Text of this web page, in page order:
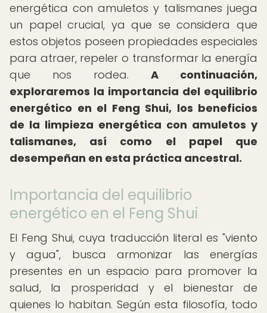
energética con amuletos y talismanes juega
un papel crucial, ya que se considera que
estos objetos poseen propiedades especiales
para atraer, repeler o transformar la energía
que nos rodea. A continuación,
exploraremos la importancia del equilibrio
energético en el Feng Shui, los beneficios
de la limpieza energética con amuletos y
talismanes, así como el papel que
desempeñan en esta práctica ancestral.
Importancia del equilibrio
energético en el Feng Shui
El Feng Shui, cuya traducción literal es "viento
y agua", busca armonizar las energías
presentes en un espacio para promover la
salud, la prosperidad y el bienestar de
quienes lo habitan. Según esta filosofía, todo